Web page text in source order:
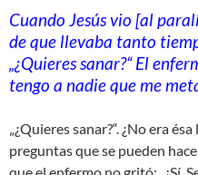
Cuando Jesús vio [al
de que llevaba tanto
„¿Quieres sanar?“ El
tengo a nadie que me
„¿Quieres sanar?“. ¿No era
preguntas que se pueden